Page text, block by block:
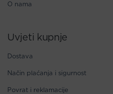
O nama
Uvjeti kupnje
Dostava
Način plaćanja i sigurnost
Povrat i reklamacije